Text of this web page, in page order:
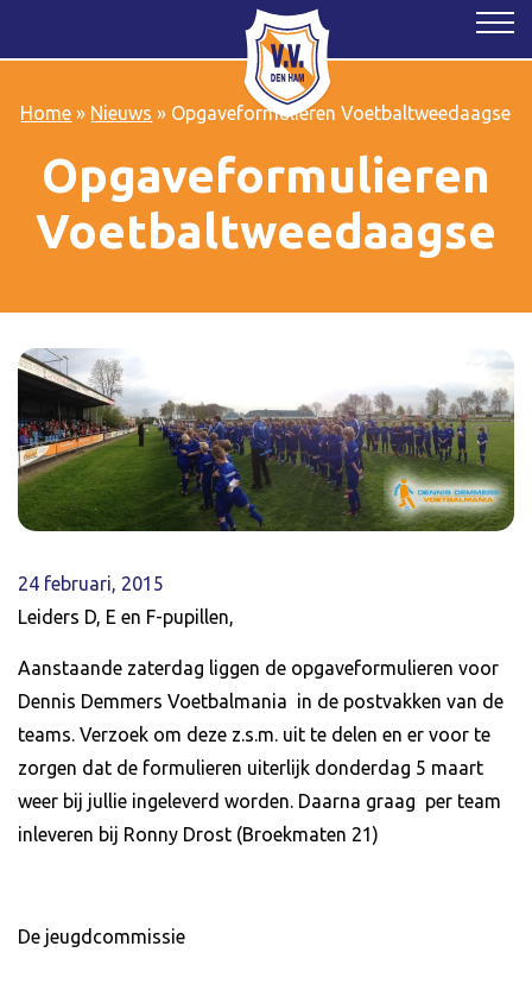
Home » Nieuws » Opgaveformulieren Voetbaltweedaagse
Opgaveformulieren
Voetbaltweedaagse
24 februari, 2015
Leiders D, E en F-pupillen,
Aanstaande zaterdag liggen de opgaveformulieren voor
Dennis Demmers Voetbalmania in de postvakken van de
teams. Verzoek om deze z.s.m. uit te delen en er voor te
zorgen dat de formulieren uiterlijk donderdag 5 maart
weer bij jullie ingeleverd worden. Daarna graag per team
inleveren bij Ronny Drost (Broekmaten 21)
De jeugdcommissie